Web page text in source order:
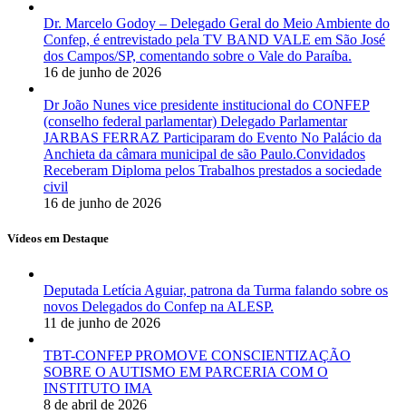
Dr. Marcelo Godoy – Delegado Geral do Meio Ambiente do
Confep, é entrevistado pela TV BAND VALE em São José
dos Campos/SP, comentando sobre o Vale do Paraíba.
16 de junho de 2026
Dr João Nunes vice presidente institucional do CONFEP
(conselho federal parlamentar) Delegado Parlamentar
JARBAS FERRAZ Participaram do Evento No Palácio da
Anchieta da câmara municipal de são Paulo.Convidados
Receberam Diploma pelos Trabalhos prestados a sociedade
civil
16 de junho de 2026
Vídeos em Destaque
Deputada Letícia Aguiar, patrona da Turma falando sobre os
novos Delegados do Confep na ALESP.
11 de junho de 2026
TBT-CONFEP PROMOVE CONSCIENTIZAÇÃO
SOBRE O AUTISMO EM PARCERIA COM O
INSTITUTO IMA
8 de abril de 2026